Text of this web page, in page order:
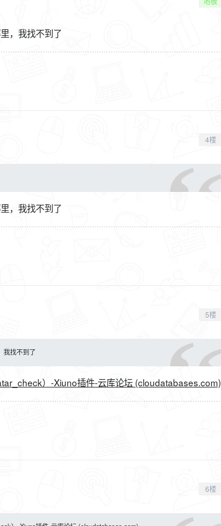
，我找不到了
4楼
，我找不到了
5楼
我找不到了
）-Xiuno插件-云库论坛 (cloudatabases.com)
6楼